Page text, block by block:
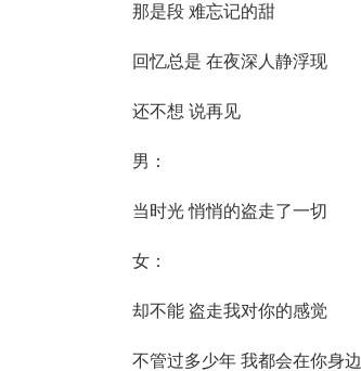
那是段 难忘记的甜
回忆总是 在夜深人静浮现
还不想 说再见
男：
当时光 悄悄的盗走了一切
女：
却不能 盗走我对你的感觉
不管过多少年 我都会在你身边